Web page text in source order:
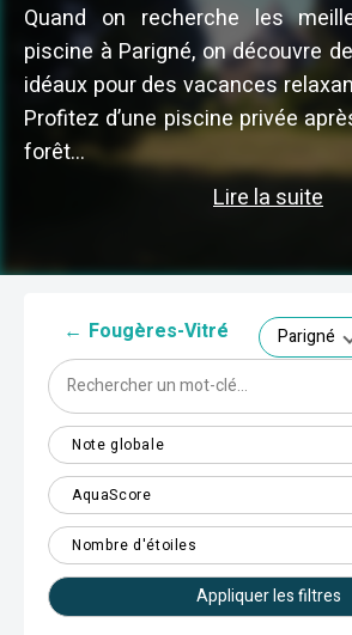
Quand on recherche les
piscine à Parigné, on découvre
idéaux pour des vacances
Profitez d’une piscine privée
forêt...
Lire la suite
← Fougères-Vitré Parigné
Appliquer les filtres